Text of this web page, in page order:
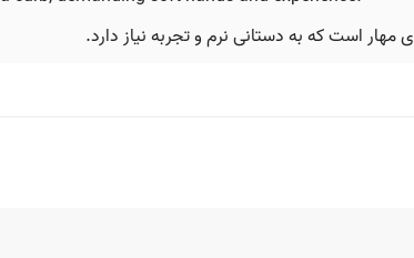
است که به دستانی نرم و تجربه نیاز دارد.